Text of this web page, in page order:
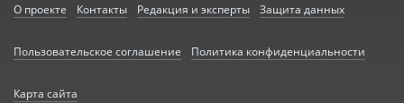
О проекте Контакты Редакция и эксперты Защита данных
Пользовательское соглашение Политика конфиденциальности
Карта сайта